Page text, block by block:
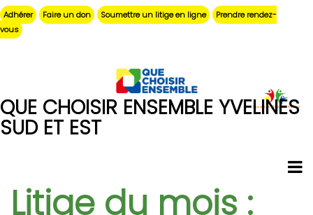
Aller
au
contenu
Adhérer Faire un don Soumettre un litige en ligne
Prendre rendez-
vous
QUE CHOISIR ENSEMBLE YVELINES
SUD ET EST
Litige du mois :